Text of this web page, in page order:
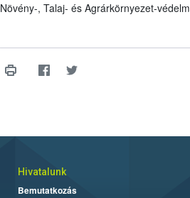
Növény-, Talaj- és Agrárkörnyezet-
Hivatalunk
Bemutatkozás